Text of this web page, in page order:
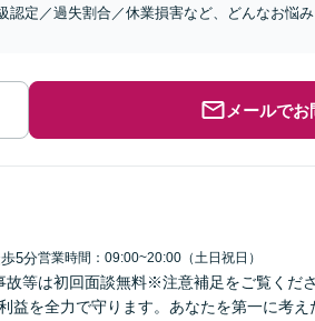
定／過失割合／休業損害など、どんなお悩
メールで
5分営業時間：09:00~20:00（土日祝日）
故等は初回面談無料※注意補足をご覧くだ
益を全力で守ります。あなたを第一に考